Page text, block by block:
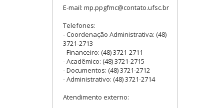
E-mail: mp.ppgfmc@contato.ufsc.br
Telefones:
- Coordenação Administrativa: (48)
3721-2713
- Financeiro: (48) 3721-2711
- Acadêmico: (48) 3721-2715
- Documentos: (48) 3721-2712
- Administrativo: (48) 3721-2714
Atendimento externo: